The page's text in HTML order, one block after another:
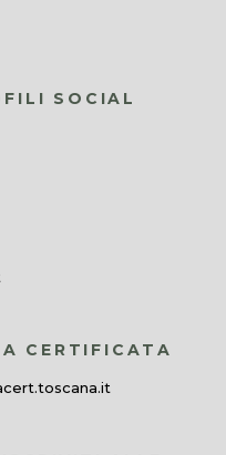
SOCIAL
CERTIFICATA